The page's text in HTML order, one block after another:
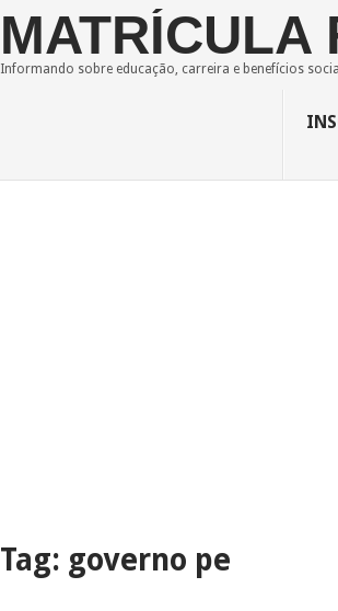
MATRÍCULA
Informando sobre educação, carreira e benefícios
Tag: governo pe